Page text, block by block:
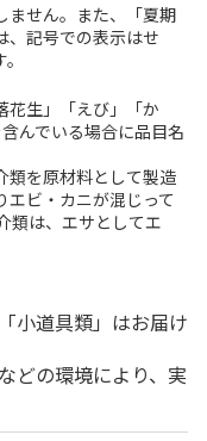
ません。また、「夏期
、記号での表示はせ
花生」「えび」「か
んでいる場合に品目名
を原材料として製造
エビ・カニが混じって
類は、エサとしてエ
小道具類」はお届け
どの環境により、実